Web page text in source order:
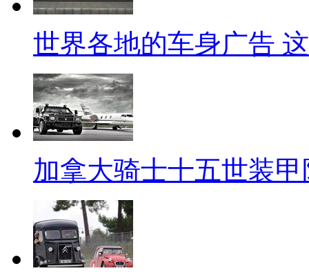
世界各地的车身广告
加拿大骑士十五世装